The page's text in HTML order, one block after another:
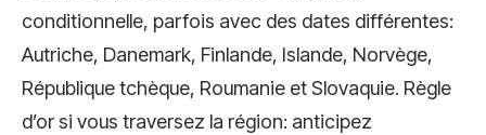
conditionnelle, parfois avec des dates différentes:
Autriche, Danemark, Finlande, Islande, Norvège,
République tchèque, Roumanie et Slovaquie. Règle
d’or si vous traversez la région: anticipez